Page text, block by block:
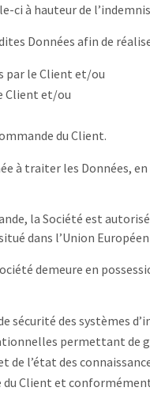
ci à hauteur de
Données afin de
par le Client et/ou
Client et/ou
du Client.
à traiter les Données,
la Société est
dans l’Union
demeure en
sécurité des systèmes
permettant de
de l’état des
Client et